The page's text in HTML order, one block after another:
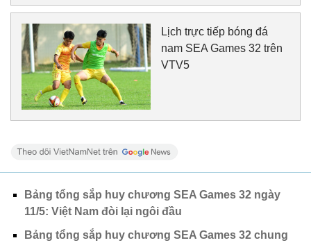
Lịch trực tiếp bóng đá
nam SEA Games 32 trên
VTV5
Bảng tổng sắp huy chương SEA Games 32 ngày
11/5: Việt Nam đòi lại ngôi đầu
Bảng tổng sắp huy chương SEA Games 32 chung